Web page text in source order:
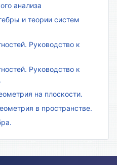
анализа
и теории систем
Руководство к
Руководство к
на плоскости.
в пространстве.